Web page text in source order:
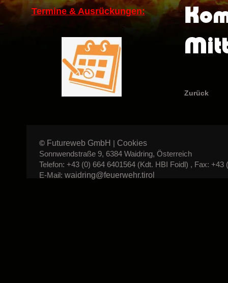
Termine & Ausrückungen:
Zurück
© Futureweb GmbH | Cookies
Sonnwendstraße 9, 6384 Waidring, Österreich
Telefon: +43 (0) 664 6401564 (Kdt. HBI Foidl) , Fax: +43
E-Mail: waidring@feuerwehr.tirol